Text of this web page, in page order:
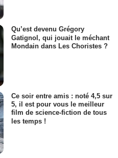
Qu’est devenu Grégory
Gatignol, qui jouait le méchant
Mondain dans Les Choristes ?
Ce soir entre amis : noté 4,5 sur
5, il est pour vous le meilleur
film de science-fiction de tous
les temps !